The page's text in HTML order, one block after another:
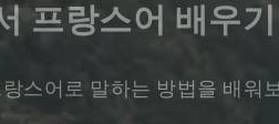
프랑스어 배우기
스어로 말하는 방법을 배워